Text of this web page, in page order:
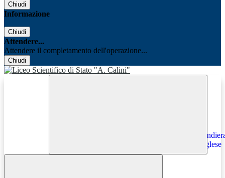
Chiudi
Informazione
Chiudi
Attendere...
Attendere il completamento dell'operazione...
Chiudi